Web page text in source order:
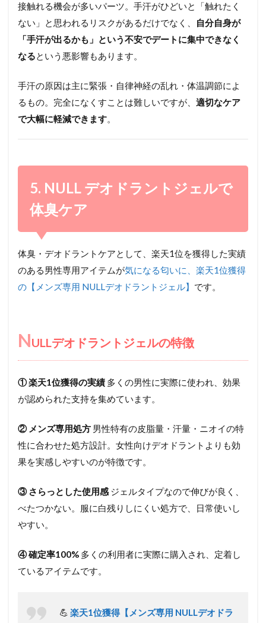
接触れる機会が多いパーツ。手汗がひどいと「触れたく
ない」と思われるリスクがあるだけでなく、
自分自身が
「手汗が出るかも」という不安でデートに集中できなく
なるという悪影響もあります。
手汗の原因は主に緊張・自律神経の乱れ・体温調節によ
るもの。完全になくすことは難しいですが、 適切なケア
で大幅に軽減できます。
5. NULL デオドラントジェルで
体臭ケア
体臭・デオドラントケアとして、楽天1位を獲得した実績
のある男性専用アイテムが気になる匂いに、楽天1位獲得
の【メンズ専用 NULLデオドラントジェル】 です。
NULLデオドラントジェルの特徴
① 楽天1位獲得の実績多くの男性に実際に使われ、効果
が認められた支持を集めています。
② メンズ専用処方 男性特有の皮脂量・汗量・ニオイの特
性に合わせた処方設計。女性向けデオドラントよりも効
果を実感しやすいのが特徴です。
③ さらっとした使用感 ジェルタイプなので伸びが良く、
べたつかない。服に白残りしにくい処方で、日常使いし
やすい。
④ 確定率100% 多くの利用者に実際に購入され、定着し
ているアイテムです。
💪 楽天1位獲得【メンズ専用 NULLデオドラ